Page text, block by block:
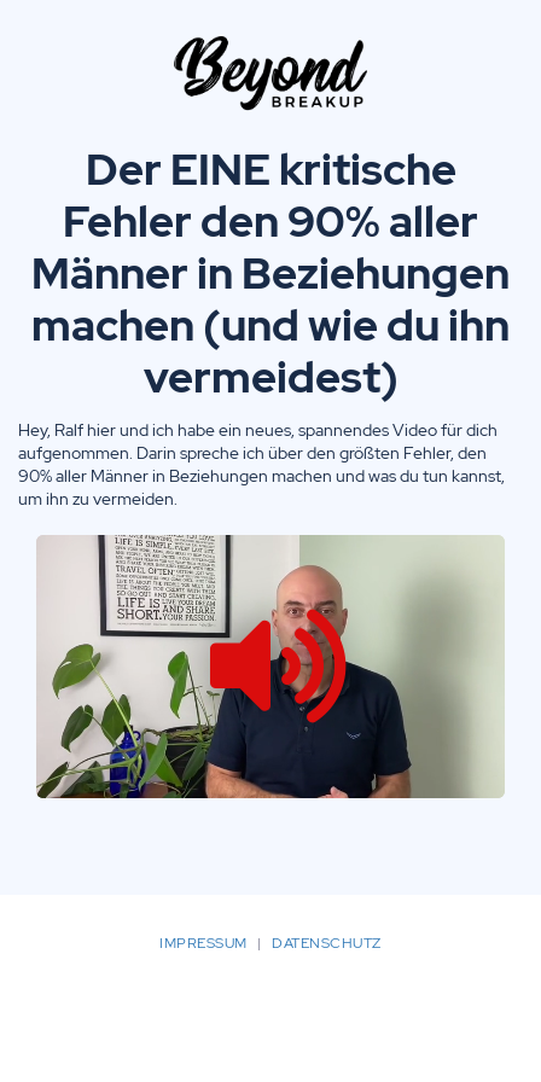
Der EINE kritische
Fehler den 90% aller
Männer in Beziehungen
machen (und wie du ihn
vermeidest)
Hey, Ralf hier und ich habe ein neues, spannendes Video für dich
aufgenommen. Darin spreche ich über den größten Fehler, den
90% aller Männer in Beziehungen machen und was du tun kannst,
um ihn zu vermeiden.
Unmute / Loaded
100.00%
Rate
IMPRESSUM | DATENSCHUTZ